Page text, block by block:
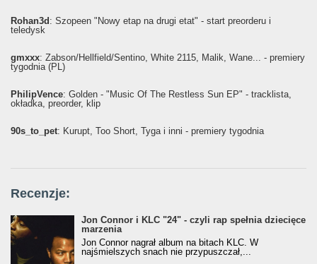
Rohan3d : Szopeen "Nowy etap na drugi etat" - start preorderu i
teledysk
gmxxx: Żabson/Hellfield/Sentino, White 2115, Malik, Wane... - premiery
tygodnia (PL)
PhilipVence: Golden - "Music Of The Restless Sun EP" - tracklista,
okładka, preorder, klip
90s_to_pet: Kurupt, Too Short, Tyga i inni - premiery tygodnia
Recenzje:
Jon Connor i KLC "24" - czyli rap spełnia dziecięce
marzenia
Jon Connor nagrał album na bitach KLC. W
najśmielszych snach nie przypuszczał,...